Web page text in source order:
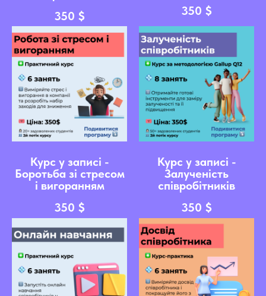
350 $ 350 $
Курс у записі -
Боротьба зі стресом
і вигоранням
350 $
Курс у записі -
Залученість
співробітників
350 $